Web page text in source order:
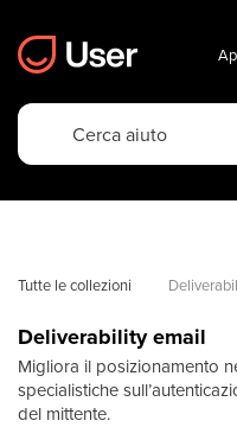
Tutte le collezioni
Deliverability email
Migliora il posizionamento
specialistiche
del mittente.